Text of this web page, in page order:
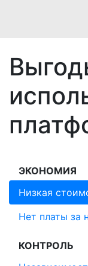
ЭКОНОМИЯ
Низкая
Нет платы за
КОНТРОЛЬ